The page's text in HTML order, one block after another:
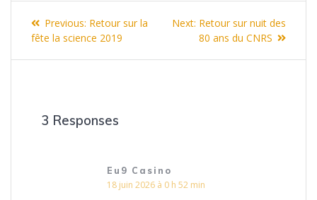
Navigation
de
Previous: Previous
post:
Retour sur la
fête la science 2019
Next: Next
post:
Retour sur nuit des
80 ans du CNRS
3 Responses
Eu9 Casino
18 juin 2026 à 0 h 52 min